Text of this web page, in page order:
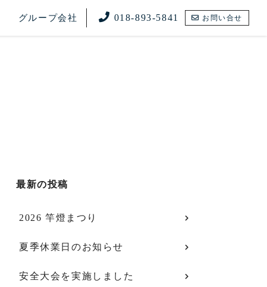
グループ会社 018-893-5841 お問い合せ
最新の投稿
2026 竿燈まつり
夏季休業日のお知らせ
安全大会を実施しました